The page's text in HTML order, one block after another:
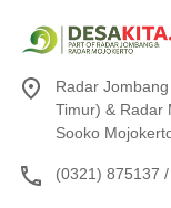
Radar
Timur) & Radar
Sooko
(0321) 875137